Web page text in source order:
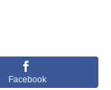
Facebook